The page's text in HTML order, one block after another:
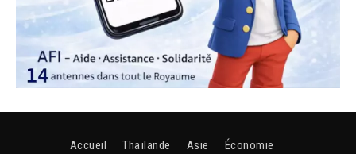
Accueil Thaïlande Asie
Économie